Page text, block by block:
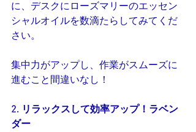
に、デスクにローズマリーのエッセン
シャルオイルを数滴たらしてみてくだ
さい。
集中力がアップし、作業がスムーズに
進むこと間違いなし！
2. リラックスして効率アップ！ラベン
ダー